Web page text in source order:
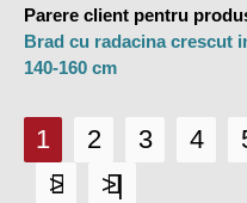
Parere client pentru
Brad cu radacina crescut
140-160 cm
1 2 3 4
>
>|